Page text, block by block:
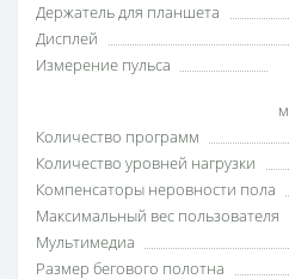
Держатель для планшета
Дисплей
Измерение пульса
Количество программ
Количество уровней нагрузки
Компенсаторы неровности пола
Максимальный вес пользователя
Мультимедиа
Размер бегового полотна